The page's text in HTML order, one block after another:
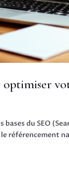
optimiser
du SEO
référencement